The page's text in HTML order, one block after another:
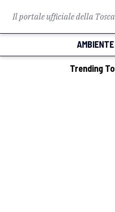
Il portale ufficiale della
AMBIENTE
Trending